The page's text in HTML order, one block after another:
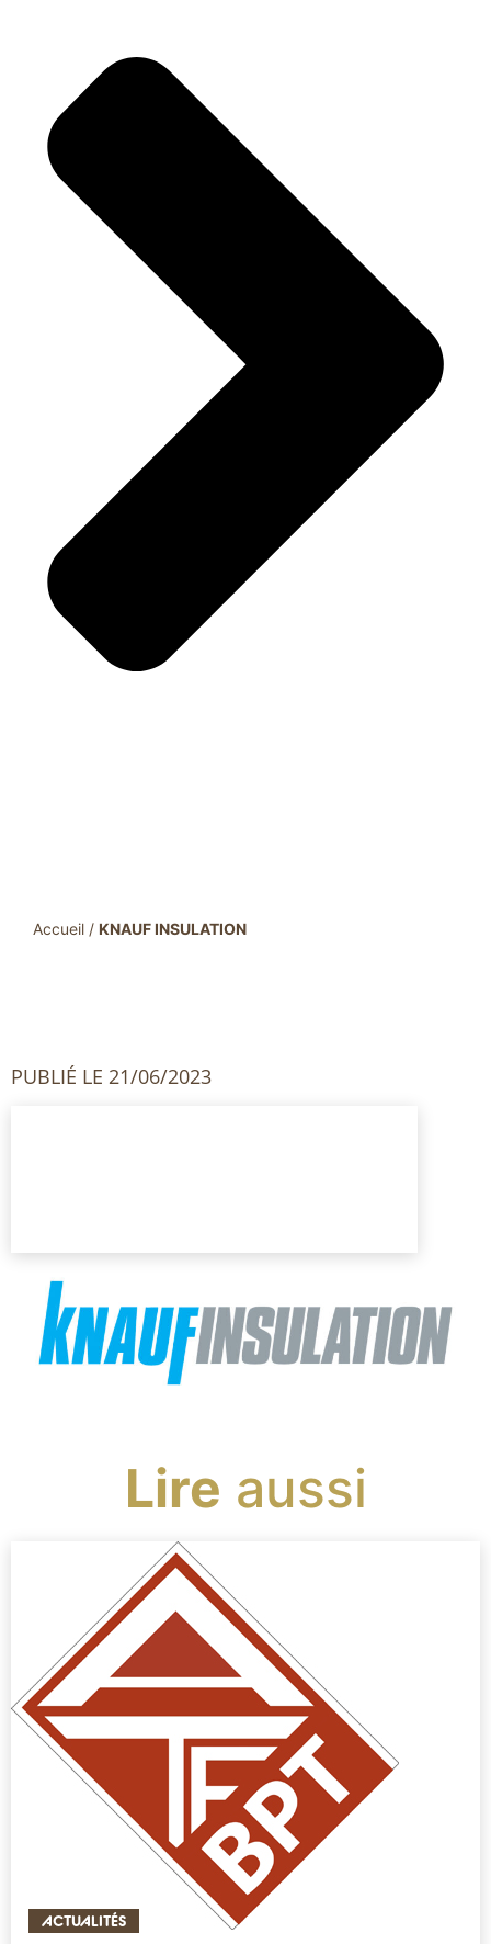
Accueil / KNAUF INSULATION
PUBLIÉ LE 21/06/2023
Lire aussi
ACTUALITÉS